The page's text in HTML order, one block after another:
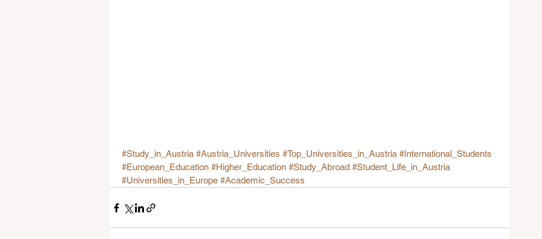
#Study_in_Austria #Austria_Universities #Top_Universities_in_Austria #International_Students
#European_Education #Higher_Education #Study_Abroad #Student_Life_in_Austria
#Universities_in_Europe #Academic_Success